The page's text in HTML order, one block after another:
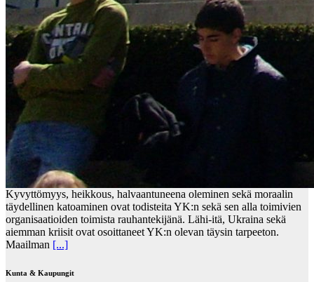
Kyvyttömyys, heikkous, halvaantuneena oleminen sekä moraalin
täydellinen katoaminen ovat todisteita YK:n sekä sen alla toimivien
organisaatioiden toimista rauhantekijänä. Lähi-itä, Ukraina sekä
aiemman kriisit ovat osoittaneet YK:n olevan täysin tarpeeton.
Maailman [...]
Kunta & Kaupungit